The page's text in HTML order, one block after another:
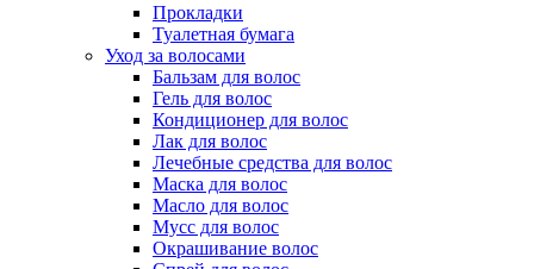
Прокладки
Туалетная бумага
Уход за волосами
Бальзам для волос
Гель для волос
Кондиционер для волос
Лак для волос
Лечебные средства для волос
Маска для волос
Масло для волос
Мусс для волос
Окрашивание волос